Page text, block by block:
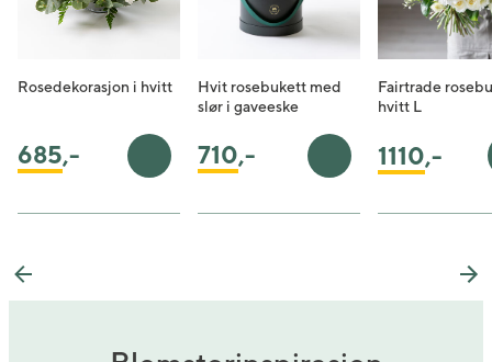
Rosedekorasjon i hvitt
685,- Legg i handlekurv
Hvit rosebukett med
slør i gaveeske
710,- Legg i handlekurv
Fairtrade
hvitt L
1110,-
Previous